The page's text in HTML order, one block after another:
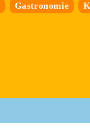
Gastronomie